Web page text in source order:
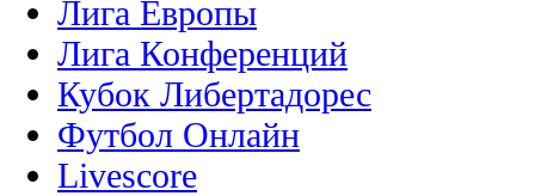
Лига Европы
Лига Конференций
Кубок Либертадорес
Футбол Онлайн
Livescore